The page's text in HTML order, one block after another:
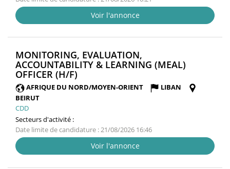
Voir l'annonce
MONITORING, EVALUATION,
ACCOUNTABILITY & LEARNING (MEAL)
OFFICER (H/F)
FENÊTRE)
AFRIQUE DU NORD/MOYEN-ORIENT
LIBAN
BEIRUT
CDD
Secteurs d'activité :
Date limite de candidature : 21/08/2026 16:46
Voir l'annonce